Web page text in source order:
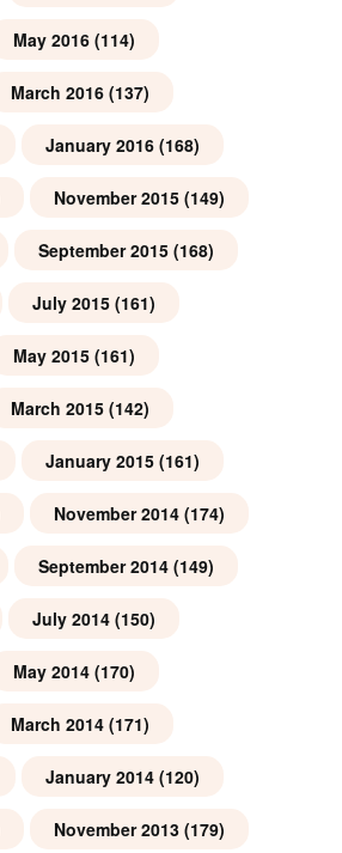
May 2016 (114)
March 2016 (137)
January 2016 (168)
November 2015 (149)
September 2015 (168)
July 2015 (161)
May 2015 (161)
March 2015 (142)
January 2015 (161)
November 2014 (174)
September 2014 (149)
July 2014 (150)
May 2014 (170)
March 2014 (171)
January 2014 (120)
November 2013 (179)